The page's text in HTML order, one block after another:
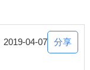
、快要融化的冰
半透明的冰塊，便
是好好地躺在冰面
2019-04-07 分享